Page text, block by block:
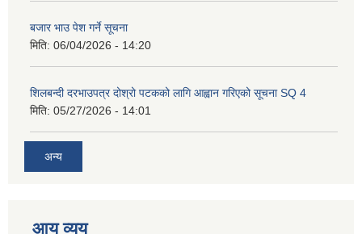
बजार भाउ पेश गर्ने सूचना
मिति: 06/04/2026 - 14:20
शिलबन्दी दरभाउपत्र दोश्रो पटकको लागि आह्वान गरिएको सूचना SQ 4
मिति: 05/27/2026 - 14:01
अन्य
आय व्यय